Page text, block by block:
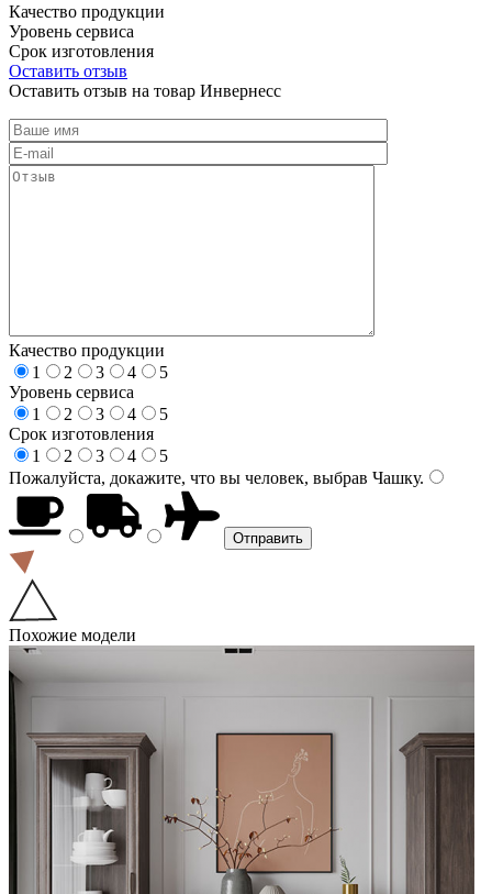
Качество продукции
Уровень сервиса
Срок изготовления
Оставить отзыв
Оставить отзыв на товар Инвернесс
Качество продукции
1
2 3 4
5
Уровень сервиса
1
2 3 4
5
Срок изготовления
1
2 3 4
5
Пожалуйста, докажите, что вы человек, выбрав Чашку.
Похожие модели